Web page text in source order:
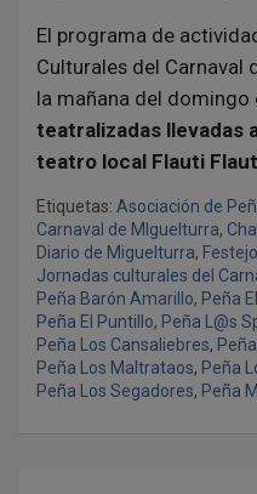
El programa de
Culturales del Carnaval
la mañana del domingo
teatralizadas llevadas
teatro local Flauti
Etiquetas: Asociación de
Carnaval de MIguelturra,
Diario de Miguelturra,
Jornadas culturales del
Peña Barón Amarillo, Peña
Peña El Puntillo, Peña L@s
Peña Los Cansaliebres,
Peña Los Maltrataos, Peña
Peña Los Segadores, Peña